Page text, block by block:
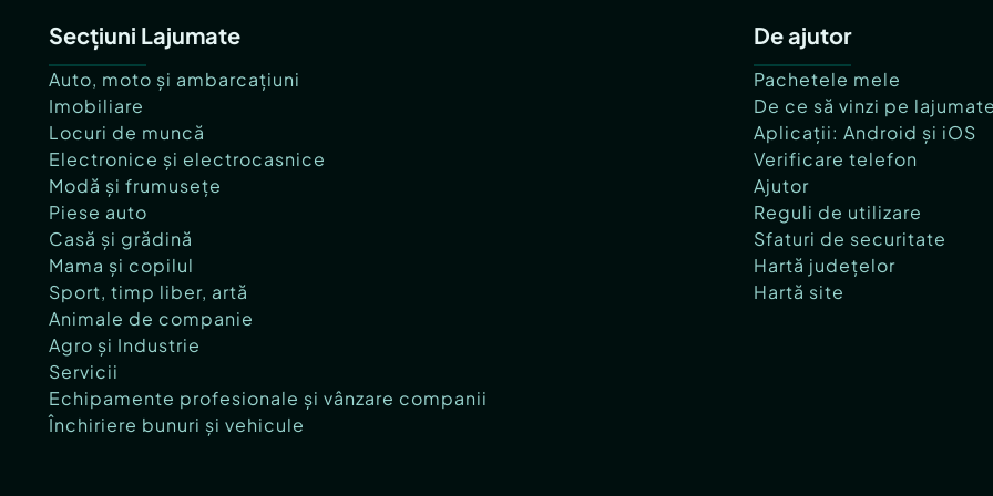
Secțiuni Lajumate
Auto, moto și ambarcațiuni
Imobiliare
Locuri de muncă
Electronice și electrocasnice
Modă și frumusețe
Piese auto
Casă și grădină
Mama și copilul
Sport, timp liber, artă
Animale de companie
Agro și Industrie
Servicii
Echipamente profesionale și vânzare companii
Închiriere bunuri și vehicule
De ajutor
Pachetele mele
De ce să vinzi pe
Aplicații: Android și iOS
Verificare telefon
Ajutor
Reguli de utilizare
Sfaturi de securitate
Hartă județelor
Hartă site